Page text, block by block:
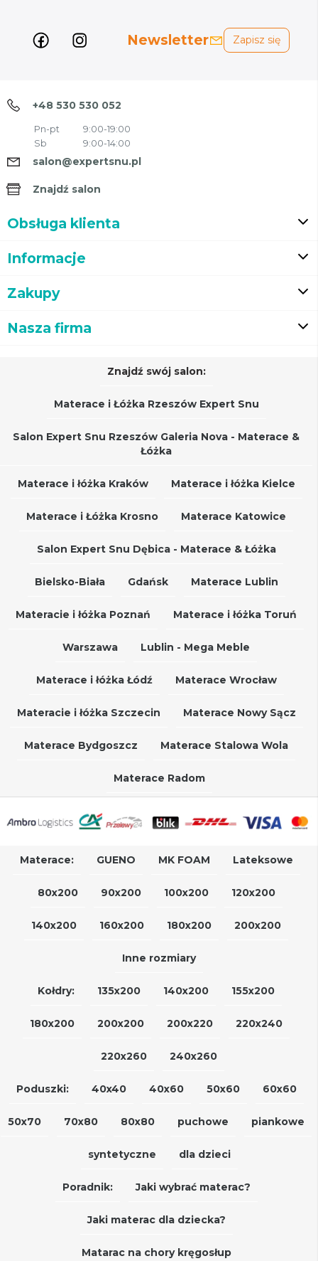
Newsletter Zapisz się
+48 530 530 052
Pn-pt
9:00-19:00
Sb
9:00-14:00
salon@expertsnu.pl
Znajdź salon
Obsługa klienta
Informacje
Zakupy
Nasza firma
Znajdź swój salon:
Materace i Łóżka Rzeszów Expert Snu
Salon Expert Snu Rzeszów Galeria Nova - Materace &
Łóżka
Materace i łóżka Kraków Materace i łóżka Kielce
Materace i Łóżka Krosno Materace Katowice
Salon Expert Snu Dębica - Materace & Łóżka
Bielsko-Biała Gdańsk Materace Lublin
Materacie i łóżka Poznań Materace i łóżka Toruń
Warszawa Lublin - Mega Meble
Materace i łóżka Łódź Materace Wrocław
Materacie i łóżka Szczecin Materace Nowy Sącz
Materace Bydgoszcz Materace Stalowa Wola
Materace Radom
Materace: GUENO MK FOAM Lateksowe
80x200 90x200 100x200 120x200
140x200 160x200 180x200 200x200
Inne rozmiary
Kołdry: 135x200 140x200 155x200
180x200 200x200 200x220 220x240
220x260 240x260
Poduszki: 40x40 40x60 50x60 60x60
50x70 70x80 80x80 puchowe piankowe
syntetyczne dla dzieci
Poradnik: Jaki wybrać materac?
Jaki materac dla dziecka?
Matarac na chory kręgosłup